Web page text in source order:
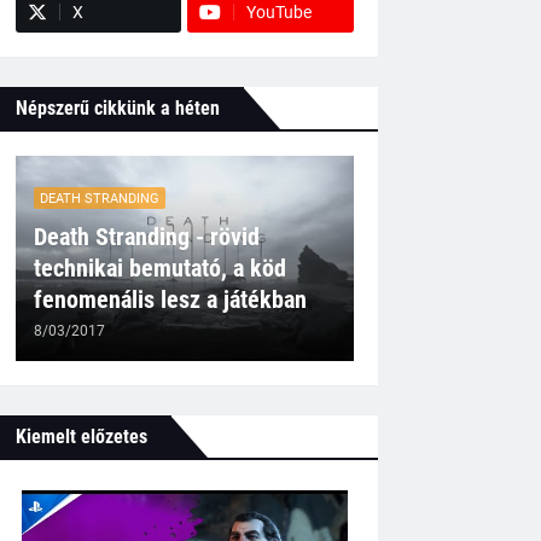
X YouTube
Népszerű cikkünk a héten
DEATH STRANDING
Death Stranding - rövid
technikai bemutató, a köd
fenomenális lesz a játékban
8/03/2017
Kiemelt előzetes